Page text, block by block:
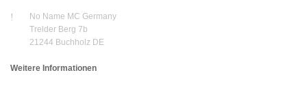
No Name MC Germany
Trelder Berg 7b
21244 Buchholz DE
Weitere Informationen